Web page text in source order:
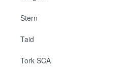
Stern
Taid
Tork SCA